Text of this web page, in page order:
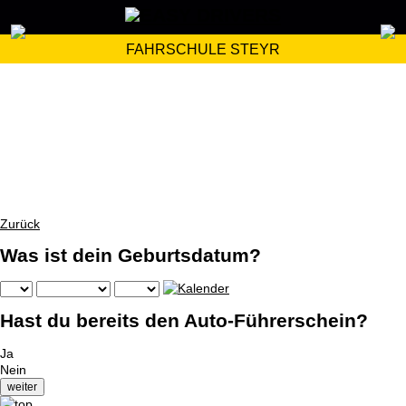
FAHRSCHULE STEYR
Zurück
Was ist dein Geburtsdatum?
Hast du bereits den Auto-Führerschein?
Ja
Nein